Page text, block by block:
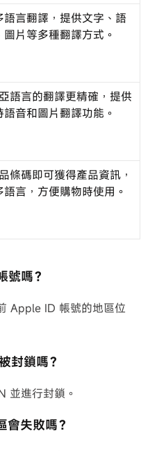
語言翻譯，提供文字、語
圖片等多種翻譯方式。
語言的翻譯更精確，提供
語音和圖片翻譯功能。
條碼即可獲得產品資訊，
語言，方便購物時使用。
號嗎？
Apple ID 帳號的地區位
封鎖嗎？
並進行封鎖。
失敗嗎？